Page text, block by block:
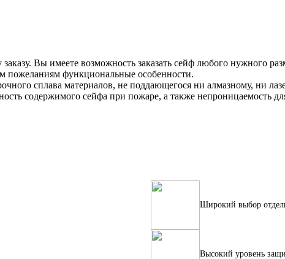
Вы имеете возможность заказать сейф любого нужного
пожеланиям функциональные особенности.
сплава материалов, не поддающегося ни алмазному, ни
содержимого сейфа при пожаре, а также непроницаемость
Широкий выбор
Высокий уровень